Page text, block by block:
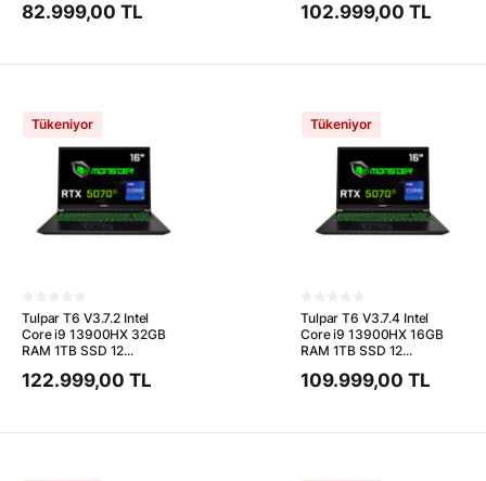
82.999,00 TL 102.999,00 TL
Tükeniyor
Tulpar T6 V3.7.2 Intel
Core i9 13900HX 32GB
RAM 1TB SSD 12...
122.999,00 TL
Tükeniyor
Tulpar T6 V3.7.4 Intel
Core i9 13900HX 16GB
RAM 1TB SSD 12...
109.999,00 TL